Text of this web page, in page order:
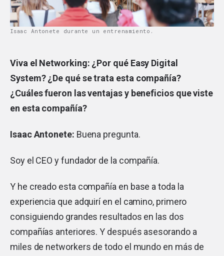
Isaac Antonete durante un entrenamiento.
Viva el Networking: ¿Por qué Easy Digital
System? ¿De qué se trata esta compañía?
¿Cuáles fueron las ventajas y beneficios que viste
en esta compañía?
Isaac Antonete: Buena pregunta.
Soy el CEO y fundador de la compañía.
Y he creado esta compañía en base a toda la
experiencia que adquirí en el camino, primero
consiguiendo grandes resultados en las dos
compañías anteriores. Y después asesorando a
miles de networkers de todo el mundo en más de